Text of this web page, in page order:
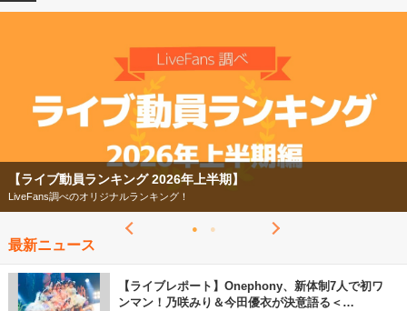
2026
【ライブ動員ランキング 2026年上半期】
LiveFans調べのオリジナルランキング！
最新ニュース
【ライブレポート】Onephony、新体制7人で初ワ
ンマン！乃咲みり＆今田優衣が決意語る＜